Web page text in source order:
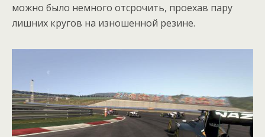
можно было немного отсрочить, проехав пару
лишних кругов на изношенной резине.